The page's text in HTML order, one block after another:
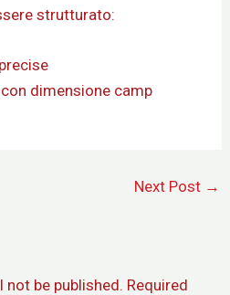
strutturato:
dimensione camp
Next Post →
be published. Required